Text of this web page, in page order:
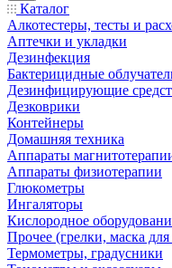
Каталог
Алкотестеры, тесты и
Аптечки и укладки
Дезинфекция
Бактерицидные
Дезинфицирующие
Дезковрики
Контейнеры
Домашняя техника
Аппараты
Аппараты физиотерапии
Глюкометры
Ингаляторы
Кислородное
Прочее (грелки, маска
Термометры, градусники